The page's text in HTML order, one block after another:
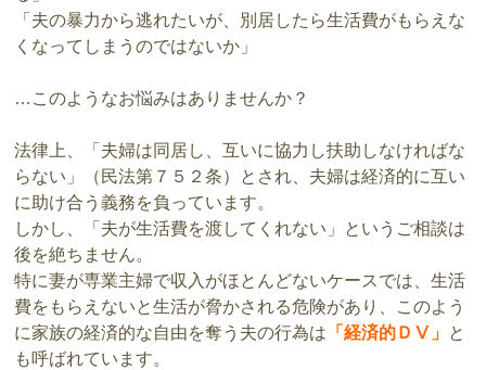
「夫の暴力から逃れたいが、別居したら生活費がもらえな
くなってしまうのではないか」
…このようなお悩みはありませんか？
法律上、「夫婦は同居し、互いに協力し扶助しなければな
らない」（民法第７５２条）とされ、夫婦は経済的に互い
に助け合う義務を負っています。
しかし、「夫が生活費を渡してくれない」というご相談は
後を絶ちません。
特に妻が専業主婦で収入がほとんどないケースでは、生活
費をもらえないと生活が脅かされる危険があり、このよう
に家族の経済的な自由を奪う夫の行為は 「経済的ＤⅤ」 と
も呼ばれています。